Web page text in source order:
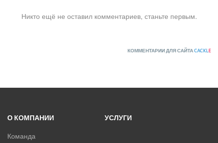
Никто ещё не оставил комментариев, станьте первым.
КОММЕНТАРИИ ДЛЯ САЙТАCACKLE
О КОМПАНИИ
Команда
УСЛУГИ